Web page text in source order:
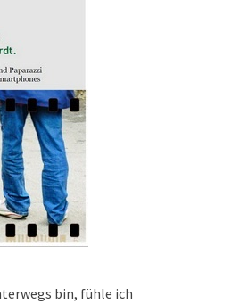
bin, fühle ich